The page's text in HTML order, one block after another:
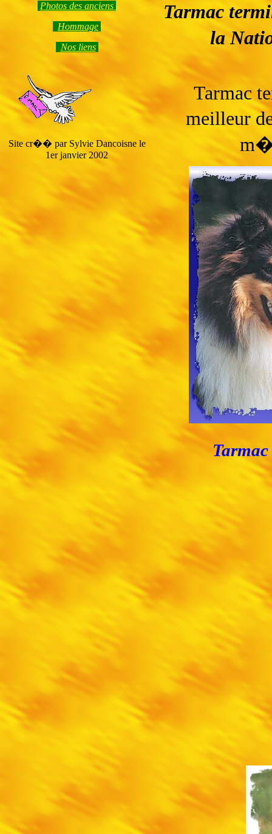
Photos des anciens
Hommage
Nos liens
Site cr�� par Sylvie Dancoisne le
1er janvier 2002
Tarmac
la
Tarmac
meilleur